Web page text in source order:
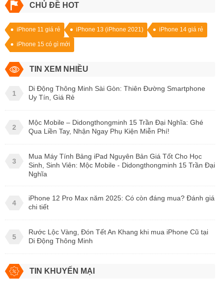
CHỦ ĐỀ HOT
iPhone 11 giá rẻ iPhone 13 (iPhone 2021) iPhone 14 giá rẻ
iPhone 15 có gì mới
TIN XEM NHIỀU
1
Di Động Thông Minh Sài Gòn: Thiên Đường Smartphone
Uy Tín, Giá Rẻ
2
Mộc Mobile – Didongthongminh 15 Trần Đại Nghĩa: Ghé
Qua Liền Tay, Nhận Ngay Phụ Kiện Miễn Phí!
3
Mua Máy Tính Bảng iPad Nguyên Bản Giá Tốt Cho Học
Sinh, Sinh Viên: Mộc Mobile - Didongthongminh 15 Trần Đại
Nghĩa
4
iPhone 12 Pro Max năm 2025: Có còn đáng mua? Đánh giá
chi tiết
5
Rước Lộc Vàng, Đón Tết An Khang khi mua iPhone Cũ tại
Di Động Thông Minh
TIN KHUYẾN MẠI